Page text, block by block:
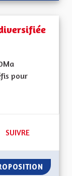
pour
50 ABONNÉS
SUIVRE
POUR